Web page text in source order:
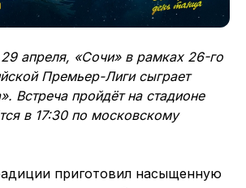
апреля, «Сочи» в рамках 26-го
Премьер-Лиги сыграет
Встреча пройдёт на стадионе
в 17:30 по московскому
приготовил насыщенную